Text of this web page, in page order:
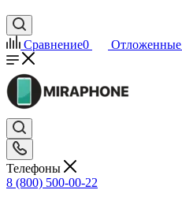
Сравнение0 Отложенные
Телефоны
8 (800) 500-00-22